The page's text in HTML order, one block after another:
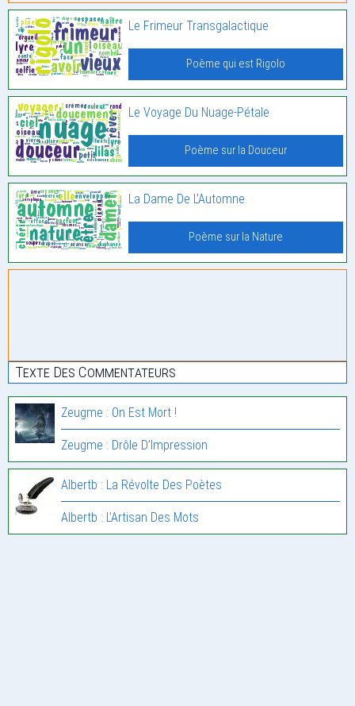
Le Frimeur Transgalactique
Poème qui est Rigolo
Le Voyage Du Nuage-Pétale
Poème sur la Douceur
La Dame De L’Automne
Poème sur la Nature
Texte Des Commentateurs
Zeugme : On Est Mort !
Zeugme : Drôle D’Impression
Albertb : La Révolte Des Poètes
Albertb : L’Artisan Des Mots